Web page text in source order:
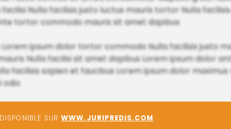
Nulla facilisis justo luctus mauris tortor Nulla
tortor commodo mauris sit amet dapibus
ipsum dolor tortor commodo Nulla facilisis justo
Nulla facilisi sit amet dapibus Lorem ipsum dolor
facilisis sapien et faucibus Lorem ipsum dolor
odio
SURWWW.JURIPREDIS.COM